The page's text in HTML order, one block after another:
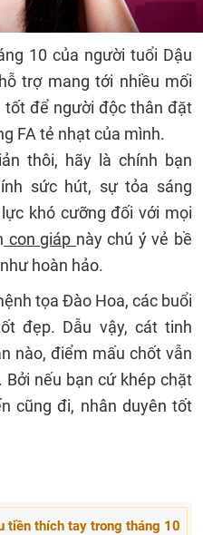
10 của người tuổi Dậu
trợ mang tới nhiều mối
tốt để người độc thân đặt
FA tẻ nhạt của mình.
thôi, hãy là chính bạn
sức hút, sự tỏa sáng
khó cưỡng đối với mọi
con giáp này chú ý vẻ bề
hoàn hảo.
tọa Đào Hoa, các buổi
đẹp. Dẫu vậy, cát tinh
nào, điểm mấu chốt vẫn
Bởi nếu bạn cứ khép chặt
cũng đi, nhân duyên tốt
tiền thích tay trong tháng 10